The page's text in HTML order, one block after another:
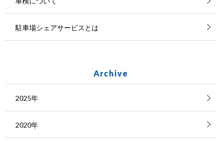
駐車場シェアサービスとは
Archive
2025年
2020年